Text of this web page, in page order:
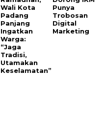
Wali Kota
Padang
Panjang
Ingatkan
Warga:
“Jaga
Tradisi,
Utamakan
Keselamatan”
Punya
Trobosan
Digital
Marketing